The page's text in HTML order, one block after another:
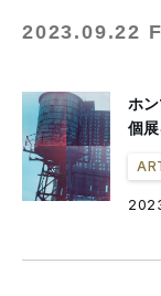
2023.09.22
ホ
個